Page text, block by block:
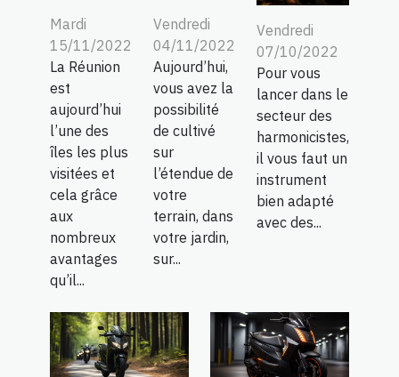
Mardi
15/11/2022
La Réunion
est
aujourd’hui
l’une des
îles les plus
visitées et
cela grâce
aux
nombreux
avantages
qu’il...
Vendredi
04/11/2022
Aujourd’hui,
vous avez la
possibilité
de cultivé
sur
l’étendue de
votre
terrain, dans
votre jardin,
sur...
Vendredi
07/10/2022
Pour vous
lancer dans le
secteur des
harmonicistes,
il vous faut un
instrument
bien adapté
avec des...